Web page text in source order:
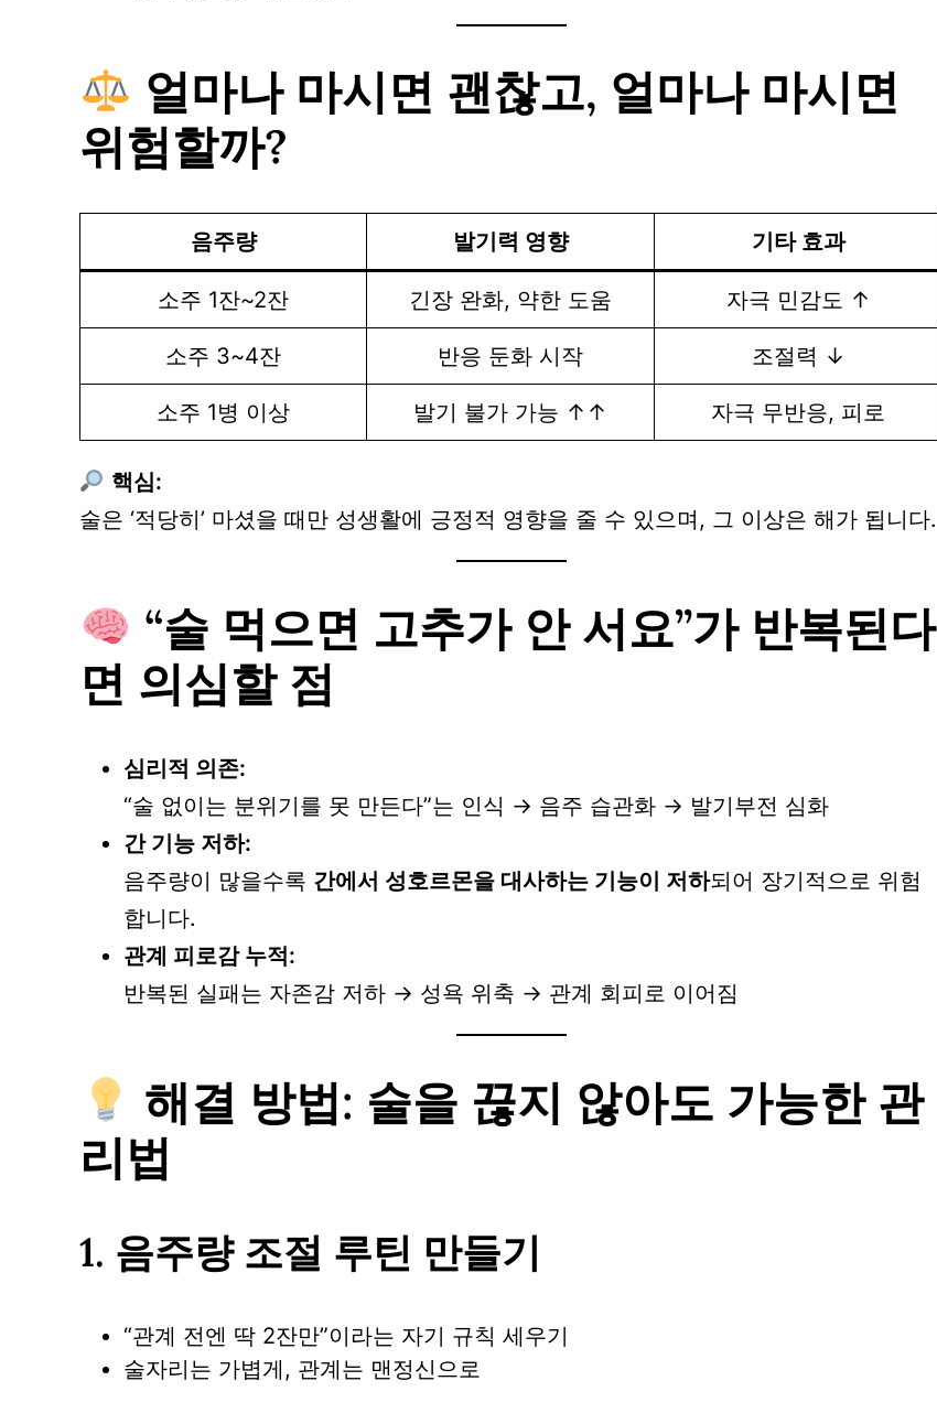
얼마나 마시면 괜찮고, 얼마나 마시면
위험할까?
음주량 발기력 영향 기타 효과
소주 1잔~2잔 긴장 완화, 약한 도움 자극 민감도 ↑
소주 3~4잔 반응 둔화 시작 조절력 ↓
소주 1병 이상 발기 불가 가능 ↑↑ 자극 무반응, 피로
핵심:
술은 ‘적당히’ 마셨을 때만 성생활에 긍정적 영향을 줄 수 있으며, 그 이상은 해가 됩니다.
“술 먹으면 고추가 안 서요”가 반복된다
면 의심할 점
심리적 의존:
“술 없이는 분위기를 못 만든다”는 인식 → 음주 습관화 → 발기부전 심화
간 기능 저하:
음주량이 많을수록 간에서 성호르몬을 대사하는 기능이 저하되어 장기적으로 위험
합니다.
관계 피로감 누적:
반복된 실패는 자존감 저하 → 성욕 위축 → 관계 회피로 이어짐
해결 방법: 술을 끊지 않아도 가능한 관
리법
1. 음주량 조절 루틴 만들기
“관계 전엔 딱 2잔만”이라는 자기 규칙 세우기
술자리는 가볍게, 관계는 맨정신으로